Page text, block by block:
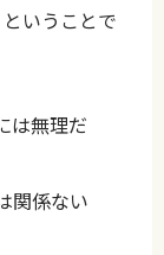
いうことで
は無理だ
関係ない